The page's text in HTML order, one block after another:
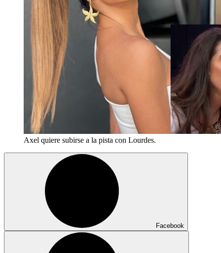
Axel quiere subirse a la pista con Lourdes.
Facebook